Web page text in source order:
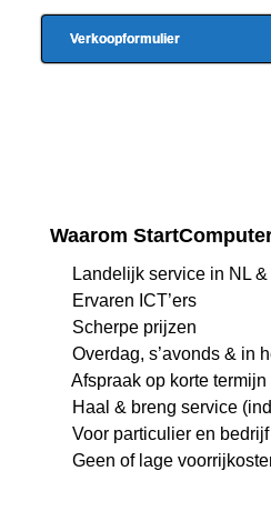
Verkoopformulier
Waarom
Landelijk service in NL
Ervaren ICT’ers
Scherpe prijzen
Overdag, s’avonds & in
Afspraak op korte termijn
Haal & breng service
Voor particulier en bedrijf
Geen of lage